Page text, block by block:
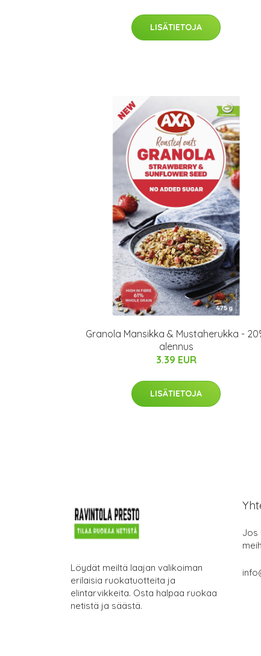
LISÄTIETOJA
Granola Mansikka & Mustaherukka -
alennus
3.39 EUR
LISÄTIETOJA
Löydät meiltä laajan valikoiman
erilaisia ruokatuotteita ja
elintarvikkeita. Osta halpaa ruokaa
netistä ja säästä.
Jos